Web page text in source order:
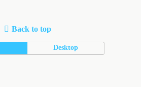
Back to top
Desktop